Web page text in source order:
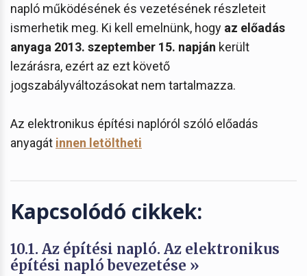
napló működésének és vezetésének részleteit
ismerhetik meg. Ki kell emelnünk, hogy az előadás
anyaga 2013. szeptember 15. napján került
lezárásra, ezért az ezt követő
jogszabályváltozásokat nem tartalmazza.
Az elektronikus építési naplóról szóló előadás
anyagát innen letöltheti
Kapcsolódó cikkek:
10.1. Az építési napló. Az elektronikus
építési napló bevezetése »